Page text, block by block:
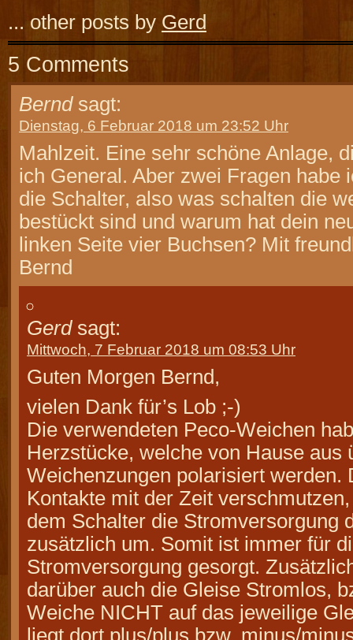
... other posts by Gerd
5 Comments
Bernd sagt:
Dienstag, 6 Februar 2018 um 23:52 Uhr
Mahlzeit. Eine sehr schöne Anlage,
ich General. Aber zwei Fragen habe
die Schalter, also was schalten die
bestückt sind und warum hat dein
linken Seite vier Buchsen? Mit
Bernd
Gerd sagt:
Mittwoch, 7 Februar 2018 um 08:53 Uhr
Guten Morgen Bernd,
vielen Dank für’s Lob ;-)
Die verwendeten Peco-Weichen
Herzstücke, welche von Hause aus
Weichenzungen polarisiert werden.
Kontakte mit der Zeit
dem Schalter die Stromversorgung
zusätzlich um. Somit ist immer für
Stromversorgung gesorgt.
darüber auch die Gleise Stromlos,
Weiche NICHT auf das jeweilige
liegt dort plus/plus bzw. minus/